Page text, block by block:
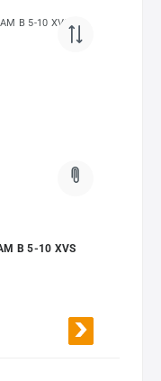
B 5-10 XVS